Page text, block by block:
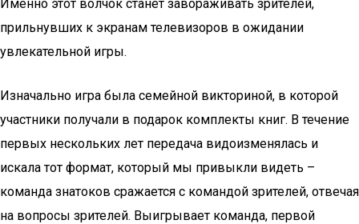
Именно этот волчок станет завораживать зрителей,
прильнувших к экранам телевизоров в ожидании
увлекательной игры.
Изначально игра была семейной викториной, в которой
участники получали в подарок комплекты книг. В течение
первых нескольких лет передача видоизменялась и
искала тот формат, который мы привыкли видеть –
команда знатоков сражается с командой зрителей, отвечая
на вопросы зрителей. Выигрывает команда, первой